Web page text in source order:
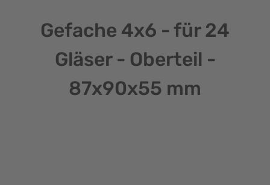
Gefache 4x6 - für 24
Gläser - Oberteil -
87x90x55 mm